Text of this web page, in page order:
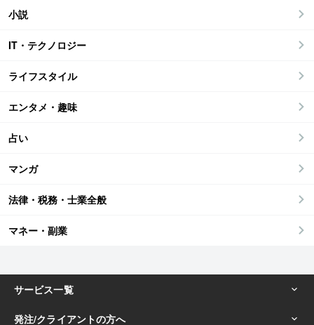
小説
IT・テクノロジー
ライフスタイル
エンタメ・趣味
占い
マンガ
法律・税務・士業全般
マネー・副業